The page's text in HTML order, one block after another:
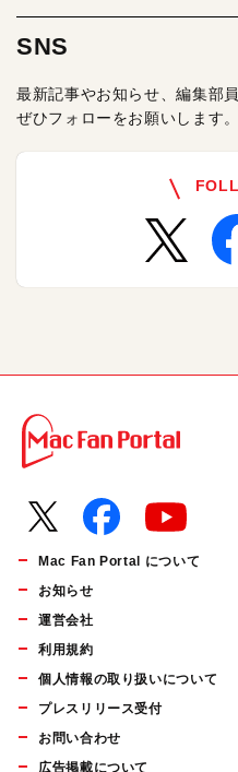
SNS
最新記事やお知らせ、編集部
ぜひフォローをお願いします。
Mac Fan Portal について
お知らせ
運営会社
利用規約
個人情報の取り扱いについて
プレスリリース受付
お問い合わせ
広告掲載について